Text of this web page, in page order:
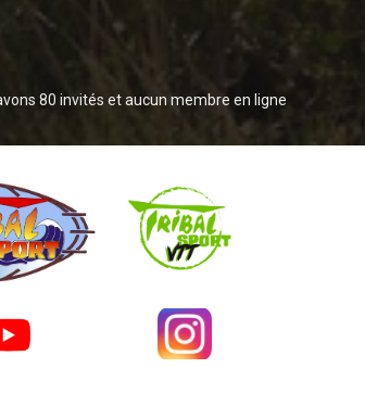
80 invités et aucun membre en ligne